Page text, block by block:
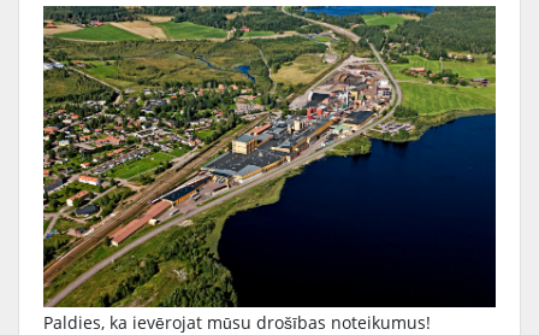
Paldies, ka ievērojat mūsu drošības noteikumus!